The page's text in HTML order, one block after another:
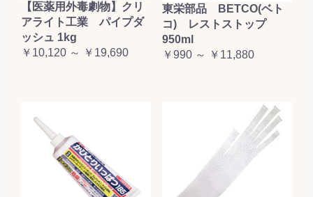
【医薬用外毒劇物】クリ
アライト工業 パイプダ
ッシュ 1kg
￥10,120 ～ ￥19,690
東栄部品 BETCO(ベト
コ) レストストップ
950ml
￥990 ～ ￥11,880